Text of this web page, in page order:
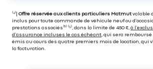
⁽⁴⁾| Offre réservée aux clients particuliers Matmut valable
inclus pour toute commande de véhicule neuf ou
prestations associés⁽³⁾ ⁽⁵⁾, dans la limite de 450 €, à
d’assurance incluses le cas échéant , qui sera
émis au cours des quatre premiers mois de location, qui
la facturation.